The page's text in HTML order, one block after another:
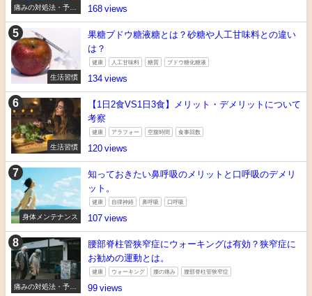
痛みの対処法・予防
168
生活習慣
果糖ブドウ糖液糖とは？砂糖や人工甘味料との違い
は？
健康 人工甘味料 糖質 ブドウ糖化糖液
134
生活習慣
【1日2食VS1日3食】メリット・デメリットについて
考察
健康 アラフォー 空腹時間 食事回数
120
身体メンテナンス
知っておきたい鼻呼吸のメリットと口呼吸のデメリ
ット。
健康 自律神経 鼻呼吸 口呼吸
107
痛みの対処法・予防
腰部脊柱管狭窄症にウォーキングは有効？狭窄症に
お勧めの運動とは。
健康 ウォーキング 腰の痛み 腰部脊柱管狭窄症
99